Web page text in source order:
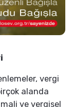
vergi
alanda
ve vergisel